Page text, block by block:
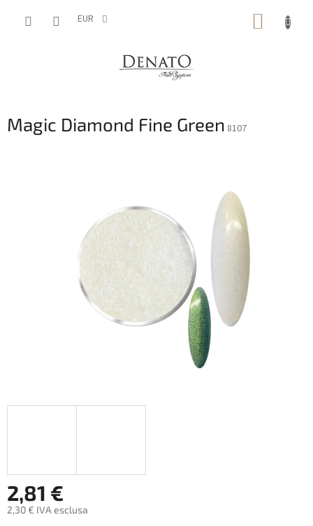
EUR
Magic Diamond Fine Green 8107
2,81 €
2,30 € IVA esclusa